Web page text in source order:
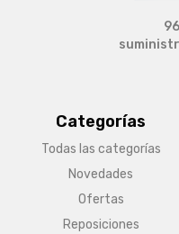
Categorías
Todas las categorías
Novedades
Ofertas
Reposiciones